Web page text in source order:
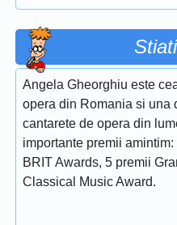
Angela Gheorghiu este
opera din Romania si una
cantarete de opera din
importante premii
BRIT Awards, 5 premii
Classical Music Award.